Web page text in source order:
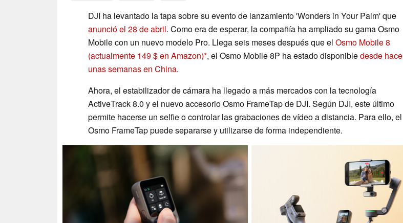
DJI ha levantado la tapa sobre su evento de lanzamiento 'Wonders in Your Palm' que
anunció el 28 de abril. Como era de esperar, la compañía ha ampliado su gama Osmo
Mobile con un nuevo modelo Pro. Llega seis meses después que el Osmo Mobile 8
(actualmente 149 $ en Amazon) , el Osmo Mobile 8P ha estado disponibledesde hace
unas semanas en China.
Ahora, el estabilizador de cámara ha llegado a más mercados con la tecnología
ActiveTrack 8.0 y el nuevo accesorio Osmo FrameTap de DJI. Según DJI, este último
permite hacerse un selfie o controlar las grabaciones de vídeo a distancia. Para ello, el
Osmo FrameTap puede separarse y utilizarse de forma independiente.